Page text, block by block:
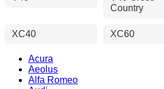
Country
XC40 XC60
Acura
Aeolus
Alfa Romeo